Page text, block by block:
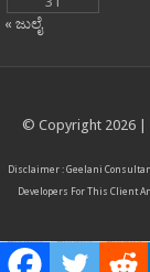
« ಜುಲೈ
© Copyright 2026 |
Disclaimer : Geelani
Developers For This Client